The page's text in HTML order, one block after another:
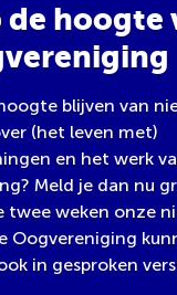
de hoogte
blijven van
(het leven met)
en het werk
Meld je dan nu
twee weken onze
Oogvereniging
in gesproken